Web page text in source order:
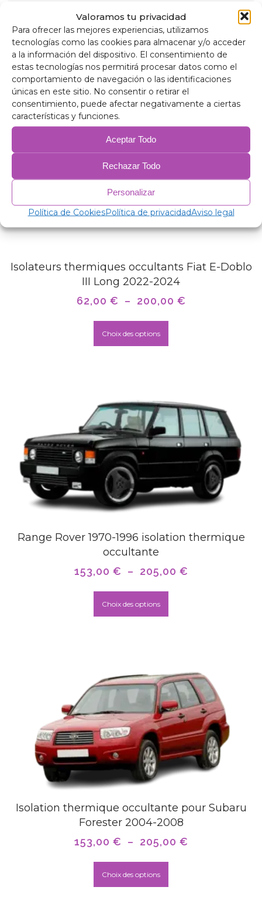
Valoramos tu privacidad
Para ofrecer las mejores experiencias, utilizamos
tecnologías como las cookies para almacenar y/o acceder
a la información del dispositivo. El consentimiento de
estas tecnologías nos permitirá procesar datos como el
comportamiento de navegación o las identificaciones
únicas en este sitio. No consentir o retirar el
consentimiento, puede afectar negativamente a ciertas
características y funciones.
Aceptar Todo
Rechazar Todo
Personalizar
Política de CookiesPolítica de privacidadAviso legal
Film aluminium 38 microns.
Ouate antiallergique 75 gr/m pour isolation.
PVC anti-condensation.
Produits similaires
Isolateurs thermiques occultants Fiat E-Doblo
III Long 2022-2024
62,00 € – 200,00 €
Choix des options
Range Rover 1970-1996 isolation thermique
occultante
153,00 € – 205,00 €
Choix des options
Isolation thermique occultante pour Subaru
Forester 2004-2008
153,00 € – 205,00 €
Choix des options